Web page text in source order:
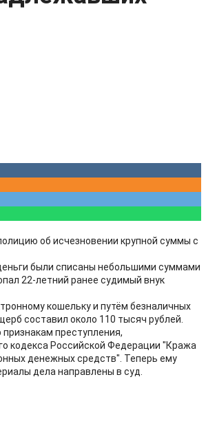
об исчезновении крупной суммы с
были списаны небольшими суммами
22-летний ранее судимый внук
кошельку и путём безналичных
составил около 110 тысяч рублей.
преступления,
кодекса Российской Федерации "Кража
денежных средств". Теперь ему
дела направлены в суд.